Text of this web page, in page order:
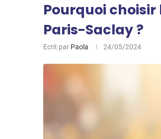
Pourquoi
Paris-Saclay ?
Ecrit par Paola 24/05/2024